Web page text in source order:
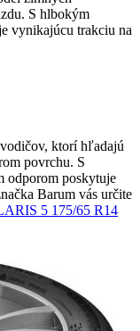
S hlbokým
vynikajúcu trakciu na
ktorí hľadajú
povrchu. S
odporom poskytuje
Barum vás určite
5 175/65 R14